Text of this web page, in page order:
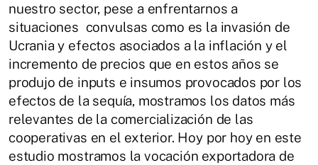
nuestro sector, pese a enfrentarnos a
situaciones convulsas como es la invasión de
Ucrania y efectos asociados a la inflación y el
incremento de precios que en estos años se
produjo de inputs e insumos provocados por los
efectos de la sequía, mostramos los datos más
relevantes de la comercialización de las
cooperativas en el exterior. Hoy por hoy en este
estudio mostramos la vocación exportadora de